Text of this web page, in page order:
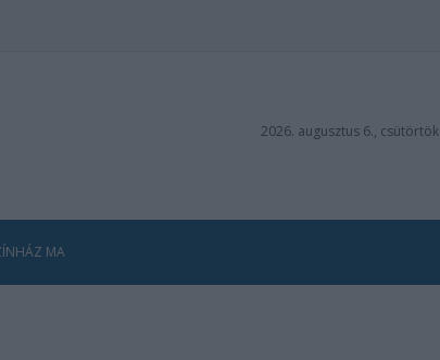
2026. augusztus 6., csütörtök
MA